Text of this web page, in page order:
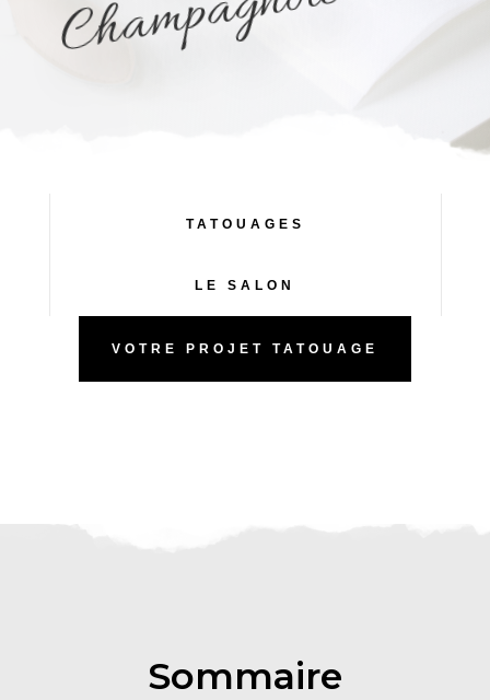
TATOUAGES
LE SALON
VOTRE PROJET TATOUAGE
Sommaire